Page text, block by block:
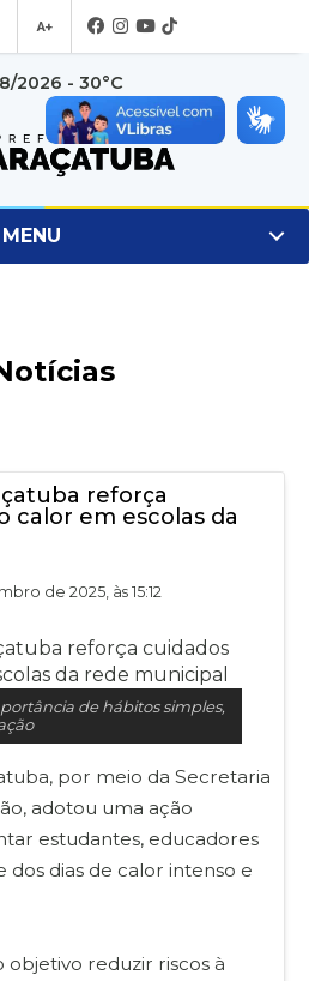
A+
2026 - 30°C
MENU
reforça
calor em escolas da
de 2025, às 15:12
de hábitos simples,
por meio da Secretaria
adotou uma ação
estudantes, educadores
dos dias de calor intenso e
objetivo reduzir riscos à